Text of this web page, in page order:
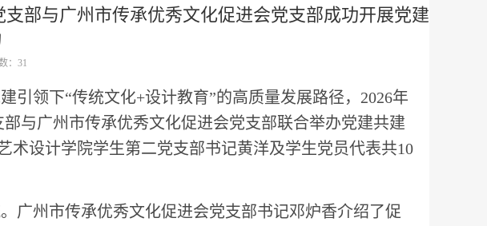
部与广州市传承优秀文化促进会党支部成功开展党建
： 31
领下“传统文化+设计教育”的高质量发展路径，2026年
与广州市传承优秀文化促进会党支部联合举办党建共建
设计学院学生第二党支部书记黄洋及学生党员代表共10
广州市传承优秀文化促进会党支部书记邓炉香介绍了促